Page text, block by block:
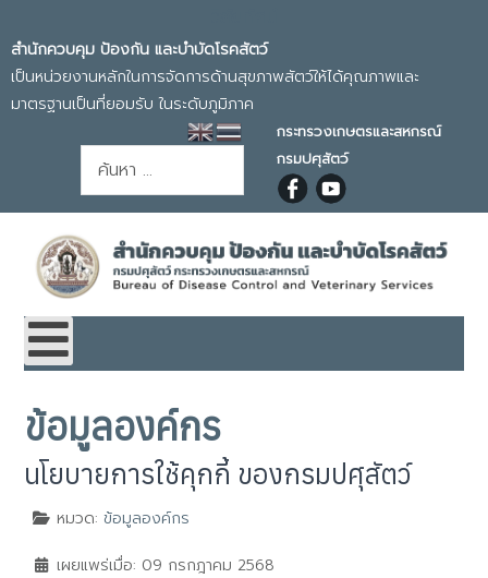
สำนักควบคุม ป้องกัน และบำบัดโรคสัตว์
เป็นหน่วยงานหลักในการจัดการด้านสุขภาพสัตว์ให้ได้คุณภาพและ
มาตรฐานเป็นที่ยอมรับ ในระดับภูมิภาค
การค้นหา
กระทรวงเกษตรและสหกรณ์
กรมปศุสัตว์
ข้อมูลองค์กร
นโยบายการใช้คุกกี้ ของกรมปศุสัตว์
หมวด: ข้อมูลองค์กร
เผยแพร่เมื่อ: 09 กรกฎาคม 2568